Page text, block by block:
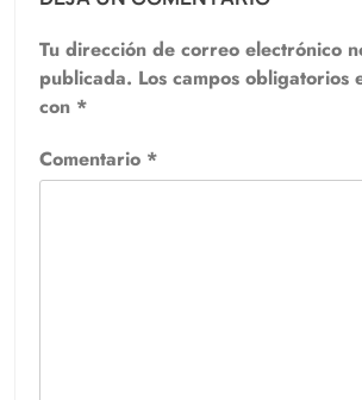
Tu dirección de correo electrónico
publicada. Los campos obligatorios
con *
Comentario *